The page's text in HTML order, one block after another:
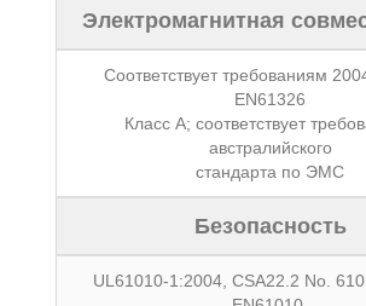
Электромагнитная
Соответствует требованиям
EN61326
Класс A; соответствует
австралийского
стандарта по ЭМС
Безопасность
UL61010-1:2004, CSA22.2 No.